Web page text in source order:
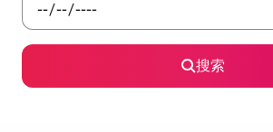
搜索